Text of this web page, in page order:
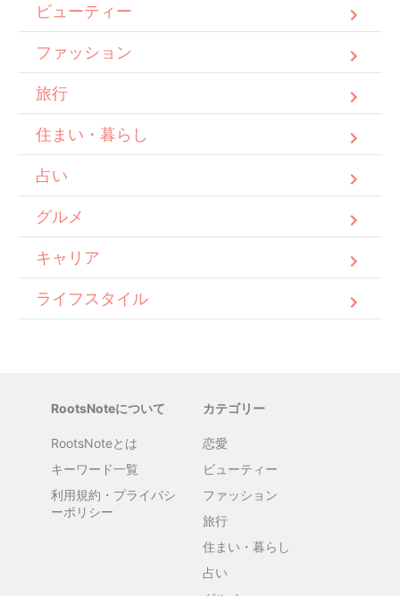
ビューティー
ファッション
旅行
住まい・暮らし
占い
グルメ
キャリア
ライフスタイル
RootsNoteについて
RootsNoteとは
キーワード一覧
利用規約・プライバシ
ーポリシー
カテゴリー
恋愛
ビューティー
ファッション
旅行
住まい・暮らし
占い